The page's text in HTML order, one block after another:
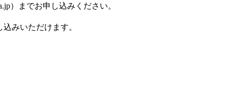
）までお申し込みください。
みいただけます。